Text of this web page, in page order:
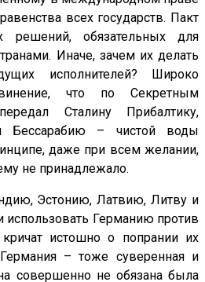
всех государств. Пакт
решений, обязательных для
Иначе, зачем их делать
исполнителей? Широко
что по Секретным
Сталину Прибалтику,
Бессарабию – чистой воды
даже при всем желании,
не принадлежало.
Эстонию, Латвию, Литву и
Германию против
истошно о попрании их
– тоже суверенная и
совершенно не обязана была